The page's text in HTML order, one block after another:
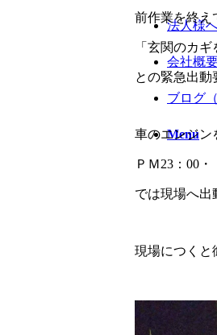
法人様
会社概
ブログ
Menu
前作業を終え
「玄関のカ
との緊急出動
車のエンジン
ＰＭ23：00・
では現場へ出
現場につくと